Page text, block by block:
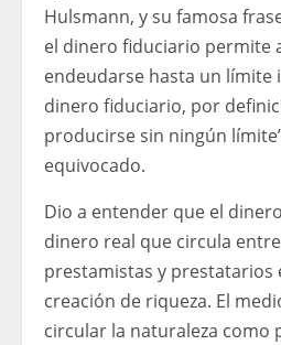
Hulsmann, y su famosa
el dinero fiduciario permite
endeudarse hasta un
dinero fiduciario, por
producirse sin ningún
equivocado.
Dio a entender que el
dinero real que circula
prestamistas y prestatarios
creación de riqueza. El
circular la naturaleza como